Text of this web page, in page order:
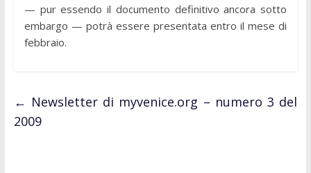
— pur essendo il documento definitivo ancora sotto
embargo — potrà essere presentata entro il mese di
febbraio.
← Newsletter di myvenice.org – numero 3 del
2009